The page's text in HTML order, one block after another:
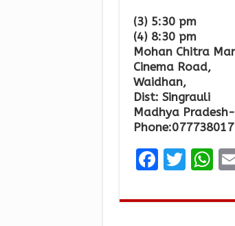
(3) 5:30 pm
(4) 8:30 pm
Mohan Chitra
Cinema Road,
Waidhan,
Dist: Singrauli
Madhya
F
ce
T
it
W
at